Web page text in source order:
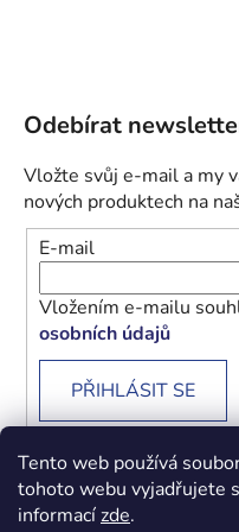
Tento web používá
tohoto webu vyjadřujete
informacízde.
Odebírat
Vložte svůj e-mail a my
nových produktech na
E-mail
Vložením e-mailu
osobních údajů
PŘIHLÁSIT SE